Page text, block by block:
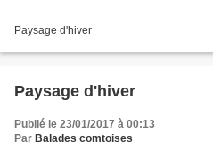
Paysage d'hiver
Paysage d'hiver
Publié le 23/01/2017 à 00:13
Par Balades comtoises